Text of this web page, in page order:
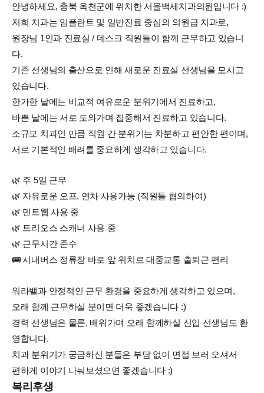
- 오프 직원들 협의하여 자유롭게 결정
안녕하세요, 충북 옥천군에 위치한 서울백세치과의원입니다 :)
저희 치과는 임플란트 및 일반진료 중심의 의원급 치과로,
원장님 1인과 진료실 / 데스크 직원들이 함께 근무하고 있습니
다.
기존 선생님의 출산으로 인해 새로운 진료실 선생님을 모시고
있습니다.
한가한 날에는 비교적 여유로운 분위기에서 진료하고,
바쁜 날에는 서로 도와가며 집중해서 진료하고 있습니다.
소규모 치과인 만큼 직원 간 분위기는 차분하고 편안한 편이며,
서로 기본적인 배려를 중요하게 생각하고 있습니다.
🌿 주 5일 근무
🌿 자유로운 오프, 연차 사용가능 (직원들 협의하여)
🌿 덴트웹 사용 중
🌿 트리오스 스캐너 사용 중
🌿 근무시간 준수
🚌 시내버스 정류장 바로 앞 위치로 대중교통 출퇴근 편리
워라밸과 안정적인 근무 환경을 중요하게 생각하고 있으며,
오래 함께 근무하실 분이면 더욱 좋겠습니다 :)
경력 선생님은 물론, 배워가며 오래 함께하실 신입 선생님도 환
영합니다.
치과 분위기가 궁금하신 분들은 부담 없이 면접 보러 오셔서
편하게 이야기 나눠보셨으면 좋겠습니다 :)
복리후생